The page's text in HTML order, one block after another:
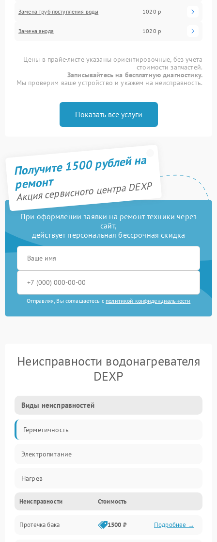
Замена труб поступления воды 1020 р
Замена анода 1020 р
Цены в прайс-листе указаны ориентировочные, без учета
стоимости запчастей.
Записывайтесь на бесплатную диагностику.
Мы проверим ваше устройство и укажем на неисправность.
Показать все услуги
Получите 1500 рублей на
ремонт
Акция сервисного центра DEXP
При оформлении заявки на ремонт техники через
сайт,
действует персональная бессрочная скидка
Отправляя, Вы соглашаетесь с политикой конфиденциальности
Неисправности водонагревателя
DEXP
Виды неисправностей
Герметичность
Электропитание
Нагрев
Датчики
Механика
Неисправности Стоимость
Протечка бака 1500 ₽ Подробнее →